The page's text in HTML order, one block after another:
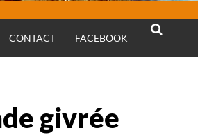
CONTACT FACEBOOK
givrée